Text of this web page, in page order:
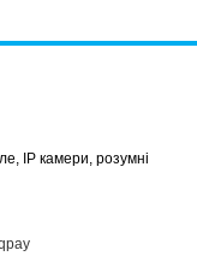
IP камери, розумні